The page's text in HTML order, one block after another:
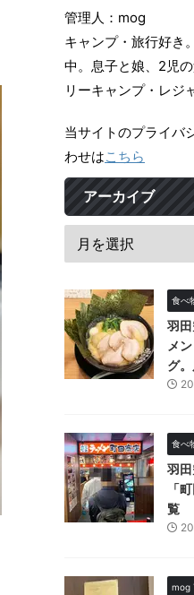
管理人：mog
キャンプ・旅行好き
中。息子と娘、2児
リーキャンプ・レジ
当サイトのプライバ
わせはこちら
アーカイブ
食べ
羽
メ
グ
食べ
羽
「
覧
mog